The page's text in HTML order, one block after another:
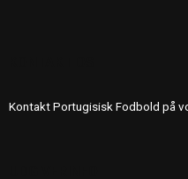
Kontakt Portugisisk Fodbold på